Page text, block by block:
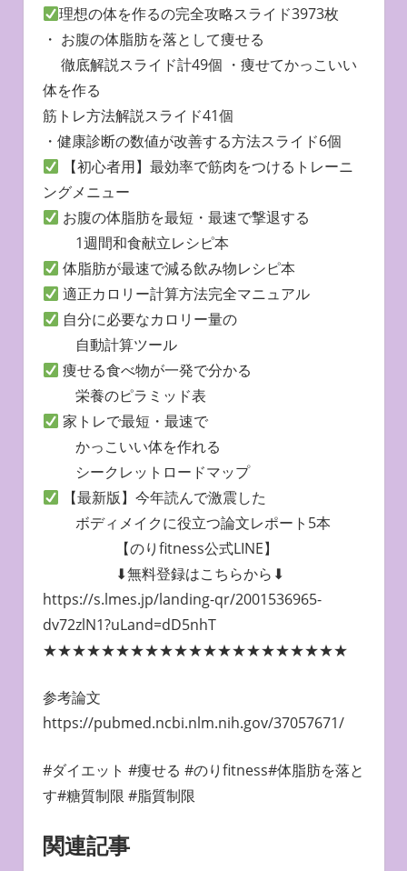
理想の体を作るの完全攻略スライド3973枚
・ お腹の体脂肪を落として痩せる
徹底解説スライド計49個 ・痩せてかっこいい
体を作る
筋トレ方法解説スライド41個
・健康診断の数値が改善する方法スライド6個
【初心者用】最効率で筋肉をつけるトレーニ
ングメニュー
お腹の体脂肪を最短・最速で撃退する
1週間和食献立レシピ本
体脂肪が最速で減る飲み物レシピ本
適正カロリー計算方法完全マニュアル
自分に必要なカロリー量の
自動計算ツール
痩せる食べ物が一発で分かる
栄養のピラミッド表
家トレで最短・最速で
かっこいい体を作れる
シークレットロードマップ
【最新版】今年読んで激震した
ボディメイクに役立つ論文レポート5本
【のりfitness公式LINE】
⬇︎無料登録はこちらから⬇︎
https://s.lmes.jp/landing-qr/2001536965-
dv72zlN1?uLand=dD5nhT
★★★★★★★★★★★★★★★★★★★★★
参考論文
https://pubmed.ncbi.nlm.nih.gov/37057671/
#ダイエット #痩せる #のりfitness#体脂肪を落と
す#糖質制限 #脂質制限
関連記事